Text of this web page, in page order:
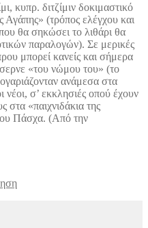
κυπρ. διτζίμιν δοκιμαστικό
Αγάπης» (τρόπος ελέγχου και
θα σηκώσει το λιθάρι θα
παραλογών). Σε μερικές
μπορεί κανείς και σήμερα
«του νώμου του» (το
ανάμεσα στα
σ’ εκκλησιές οπού έχουν
στα «παιχνιδάκια της
Πάσχα. (Από την